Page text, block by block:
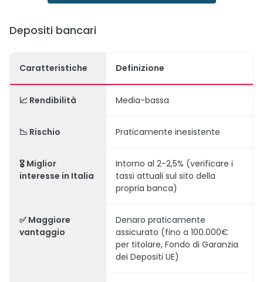
Depositi bancari
Caratteristiche Definizione
📈 Rendibilità Media-bassa
📉 Rischio Praticamente inesistente
🎖️ Miglior
interesse in Italia
Intorno al 2-2,5% (verificare i
tassi attuali sul sito della
propria banca)
✅ Maggiore
vantaggio
Denaro praticamente
assicurato (fino a 100.000€
per titolare, Fondo di Garanzia
dei Depositi UE)